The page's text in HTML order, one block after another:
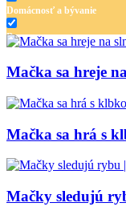
Domácnosť a bývanie
Doprava
Kvety
Leto
Ľudia a cirkus
Mačka sa hreje
Mačka sa hrá s
Mačky sledujú